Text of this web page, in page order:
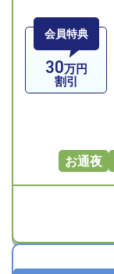
会員特典
30万円
割引
お通夜